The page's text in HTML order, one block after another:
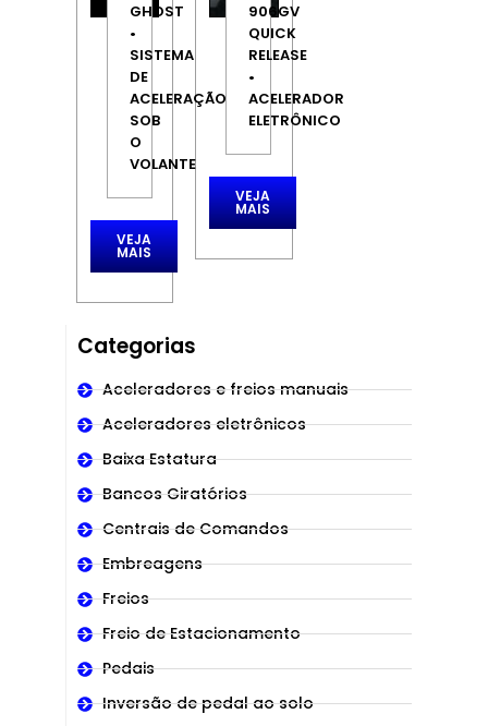
GHOST
•
SISTEMA
DE
ACELERAÇÃO
SOB
O
VOLANTE
VEJA
MAIS
906GV
QUICK
RELEASE
•
ACELERADOR
ELETRÔNICO
VEJA
MAIS
Categorias
Aceleradores e freios manuais
Aceleradores eletrônicos
Baixa Estatura
Bancos Giratórios
Centrais de Comandos
Embreagens
Freios
Freio de Estacionamento
Pedais
Inversão de pedal ao solo